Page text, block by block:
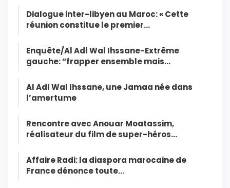
Dialogue inter-libyen au Maroc: « Cette
réunion constitue le premier…
Enquête/Al Adl Wal Ihssane-Extrême
gauche: “frapper ensemble mais…
Al Adl Wal Ihssane, une Jamaa née dans
l’amertume
Rencontre avec Anouar Moatassim,
réalisateur du film de super-héros…
Affaire Radi: la diaspora marocaine de
France dénonce toute…